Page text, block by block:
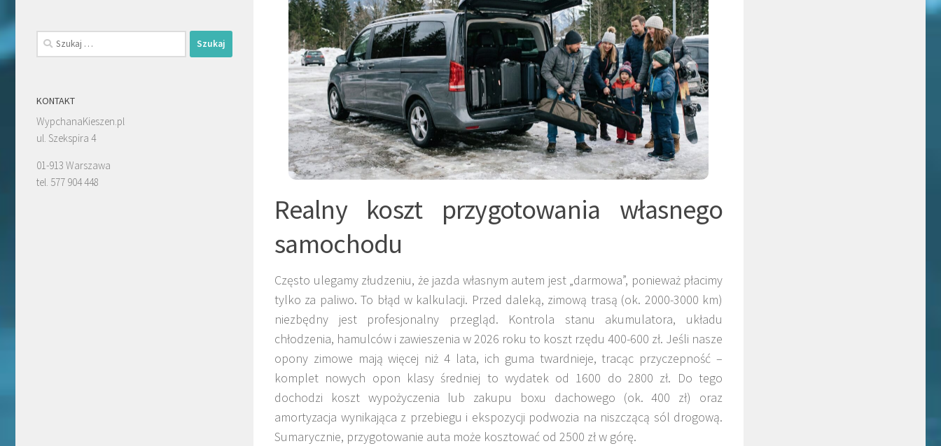
Realny koszt przygotowania własnego
samochodu
Często ulegamy złudzeniu, że jazda własnym autem jest „darmowa”, ponieważ płacimy
tylko za paliwo. To błąd w kalkulacji. Przed daleką, zimową trasą (ok. 2000-3000 km)
niezbędny jest profesjonalny przegląd. Kontrola stanu akumulatora, układu
chłodzenia, hamulców i zawieszenia w 2026 roku to koszt rzędu 400-600 zł. Jeśli nasze
opony zimowe mają więcej niż 4 lata, ich guma twardnieje, tracąc przyczepność –
komplet nowych opon klasy średniej to wydatek od 1600 do 2800 zł. Do tego
dochodzi koszt wypożyczenia lub zakupu boxu dachowego (ok. 400 zł) oraz
amortyzacja wynikająca z przebiegu i ekspozycji podwozia na niszczącą sól drogową.
Sumarycznie, przygotowanie auta może kosztować od 2500 zł w górę.
Szukaj:
KONTAKT
WypchanaKieszen.pl
ul. Szekspira 4
01-913 Warszawa
tel. 577 904 448